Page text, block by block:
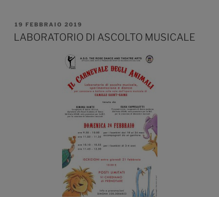
PUBBLICATO
IL
19 FEBBRAIO 2019
LABORATORIO DI ASCOLTO MUSICALE